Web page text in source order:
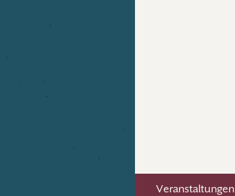
Veranstaltungen